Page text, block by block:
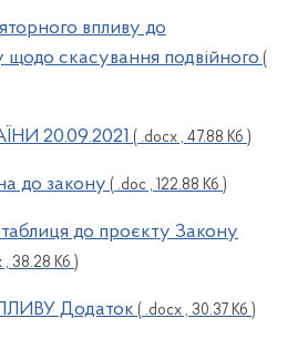
впливу до
щодо скасування подвійного (
20.09.2021 ( .docx , 47.88 Кб )
до закону ( .doc , 122.88 Кб )
до проєкту Закону
, 38.28 Кб )
Додаток ( .docx , 30.37 Кб )